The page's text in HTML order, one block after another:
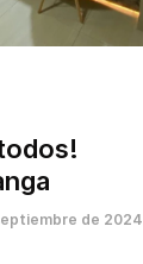
de 2024